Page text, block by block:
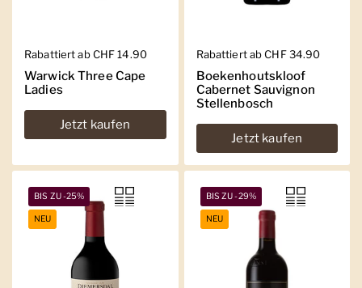
Regulärer Preis
Rabattiert ab CHF 14.90
Warwick Three Cape
Ladies
Jetzt kaufen
Regulärer Preis
Rabattiert ab CHF 34.90
Boekenhoutskloof
Cabernet Sauvignon
Stellenbosch
Jetzt kaufen
BIS ZU -25%
NEU
BIS ZU -29%
NEU